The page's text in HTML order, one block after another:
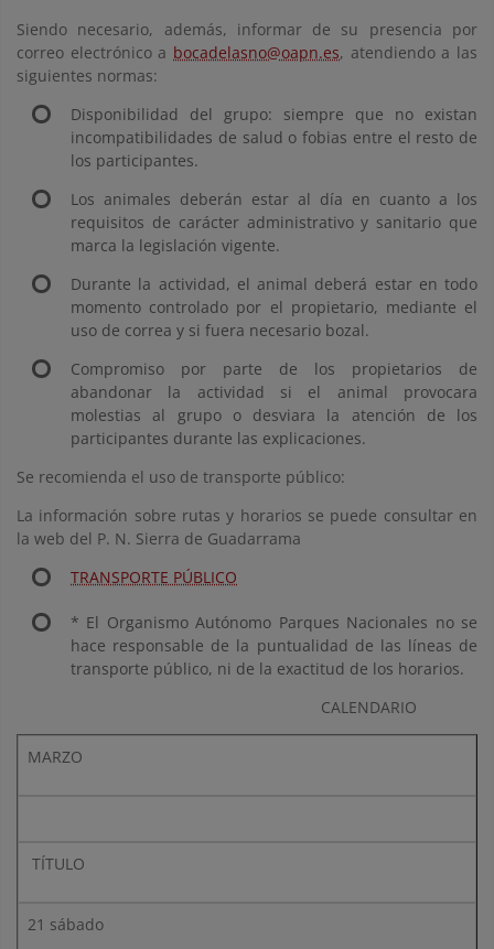
Siendo necesario, además, informar de su presencia por
correo electrónico a bocadelasno@oapn.es, atendiendo a las
siguientes normas:
Disponibilidad del grupo: siempre que no existan
incompatibilidades de salud o fobias entre el resto de
los participantes.
Los animales deberán estar al día en cuanto a los
requisitos de carácter administrativo y sanitario que
marca la legislación vigente.
Durante la actividad, el animal deberá estar en todo
momento controlado por el propietario, mediante el
uso de correa y si fuera necesario bozal.
Compromiso por parte de los propietarios de
abandonar la actividad si el animal provocara
molestias al grupo o desviara la atención de los
participantes durante las explicaciones.
Se recomienda el uso de transporte público:
La información sobre rutas y horarios se puede consultar en
la web del P. N. Sierra de Guadarrama
TRANSPORTE PÚBLICO
* El Organismo Autónomo Parques Nacionales no se
hace responsable de la puntualidad de las líneas de
transporte público, ni de la exactitud de los horarios.
CALENDARIO
MARZO
TÍTULO
21 sábado